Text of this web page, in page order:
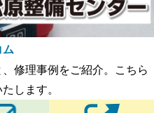
ム
修理事例をご紹介。こちら
します。